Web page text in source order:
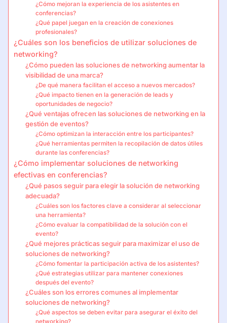
¿Cómo mejoran la experiencia de los asistentes en
conferencias?
¿Qué papel juegan en la creación de conexiones
profesionales?
¿Cuáles son los beneficios de utilizar soluciones de
networking?
¿Cómo pueden las soluciones de networking aumentar la
visibilidad de una marca?
¿De qué manera facilitan el acceso a nuevos mercados?
¿Qué impacto tienen en la generación de leads y
oportunidades de negocio?
¿Qué ventajas ofrecen las soluciones de networking en la
gestión de eventos?
¿Cómo optimizan la interacción entre los participantes?
¿Qué herramientas permiten la recopilación de datos útiles
durante las conferencias?
¿Cómo implementar soluciones de networking
efectivas en conferencias?
¿Qué pasos seguir para elegir la solución de networking
adecuada?
¿Cuáles son los factores clave a considerar al seleccionar
una herramienta?
¿Cómo evaluar la compatibilidad de la solución con el
evento?
¿Qué mejores prácticas seguir para maximizar el uso de
soluciones de networking?
¿Cómo fomentar la participación activa de los asistentes?
¿Qué estrategias utilizar para mantener conexiones
después del evento?
¿Cuáles son los errores comunes al implementar
soluciones de networking?
¿Qué aspectos se deben evitar para asegurar el éxito del